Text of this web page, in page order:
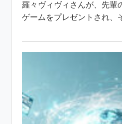
羅々ヴィヴィさんが、先輩
ゲームをプレゼントされ、